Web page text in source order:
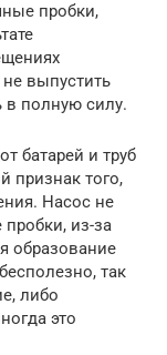
пробки,
выпустить
в полную силу.
батарей и труб
признак того,
Насос не
из-за
образование
так
либо
это